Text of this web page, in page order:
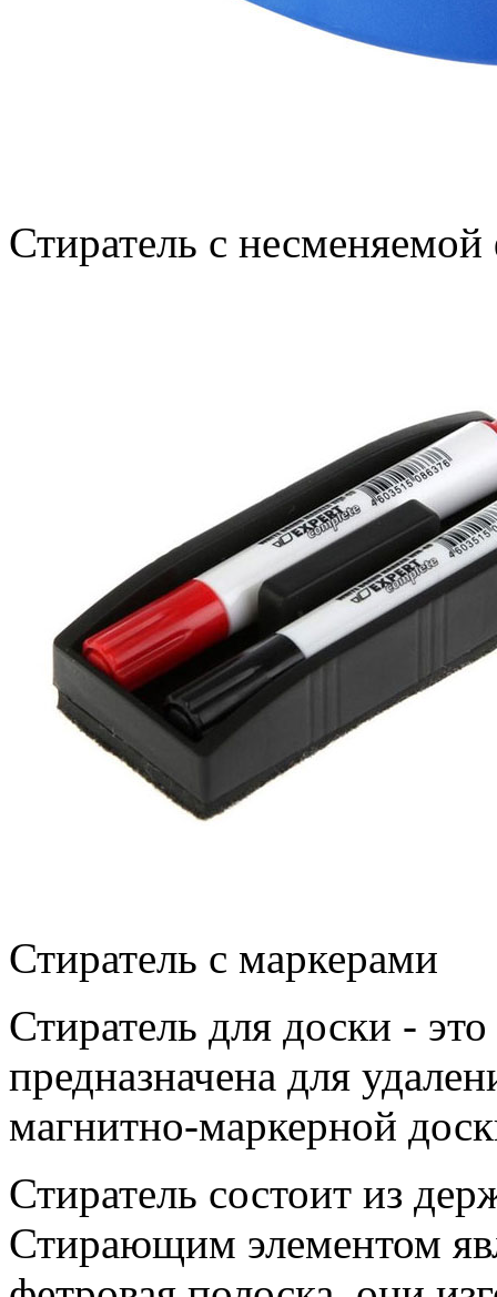
Стиратель с
Стиратель с маркерами
Стиратель для доски -
предназначена для
магнитно-маркерной
Стиратель состоит из
Стирающим элементом